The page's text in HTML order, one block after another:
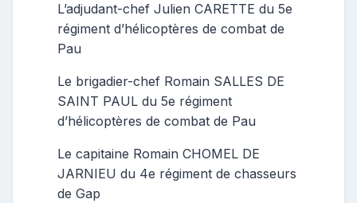
L’adjudant-chef Julien CARETTE du 5e
régiment d’hélicoptères de combat de
Pau
Le brigadier-chef Romain SALLES DE
SAINT PAUL du 5e régiment
d’hélicoptères de combat de Pau
Le capitaine Romain CHOMEL DE
JARNIEU du 4e régiment de chasseurs
de Gap